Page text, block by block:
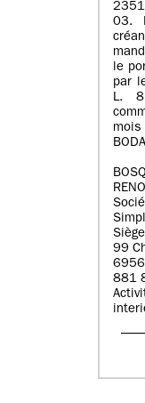
03.
le
par
L.
99
881